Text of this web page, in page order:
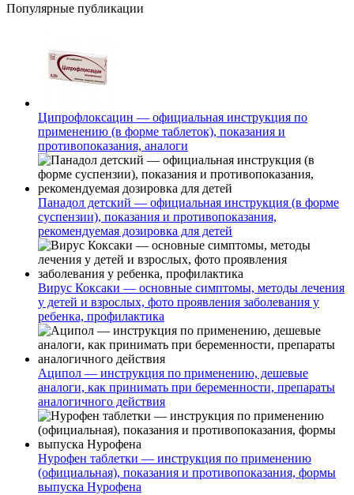
Популярные публикации
Ципрофлоксацин — официальная инструкция по
применению (в форме таблеток), показания и
противопоказания, аналоги
Панадол детский — официальная инструкция (в форме
суспензии), показания и противопоказания,
рекомендуемая дозировка для детей
Вирус Коксаки — основные симптомы, методы лечения
у детей и взрослых, фото проявления заболевания у
ребенка, профилактика
Аципол — инструкция по применению, дешевые
аналоги, как принимать при беременности, препараты
аналогичного действия
Нурофен таблетки — инструкция по применению
(официальная), показания и противопоказания, формы
выпуска Нурофена